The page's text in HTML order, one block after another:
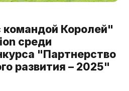
Королей"
среди
"Партнерство
развития – 2025"